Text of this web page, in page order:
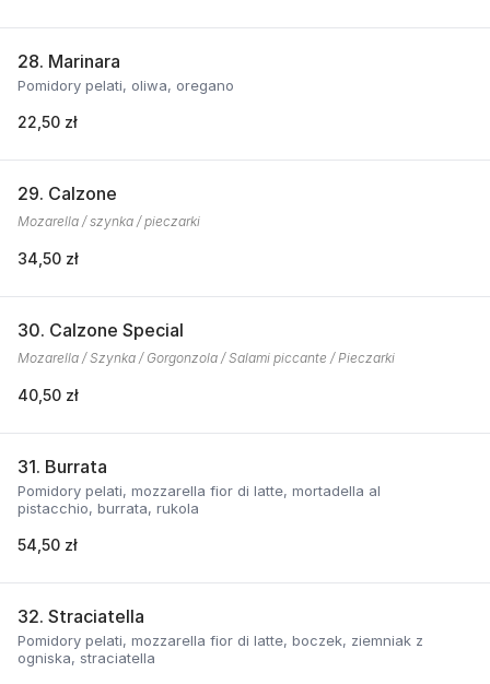
28. Marinara
Pomidory pelati, oliwa, oregano
22,50 zł
29. Calzone
Mozarella / szynka / pieczarki
34,50 zł
30. Calzone Special
Mozarella / Szynka / Gorgonzola / Salami piccante / Pieczarki
40,50 zł
31. Burrata
Pomidory pelati, mozzarella fior di latte, mortadella al
pistacchio, burrata, rukola
54,50 zł
32. Straciatella
Pomidory pelati, mozzarella fior di latte, boczek, ziemniak z
ogniska, straciatella